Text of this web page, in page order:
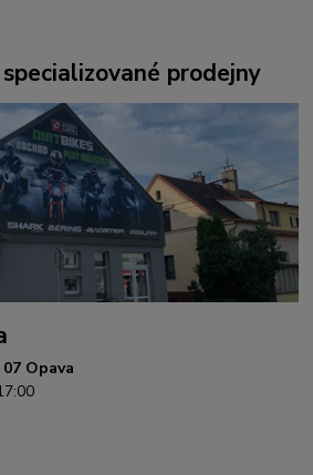
prodejny
Opava